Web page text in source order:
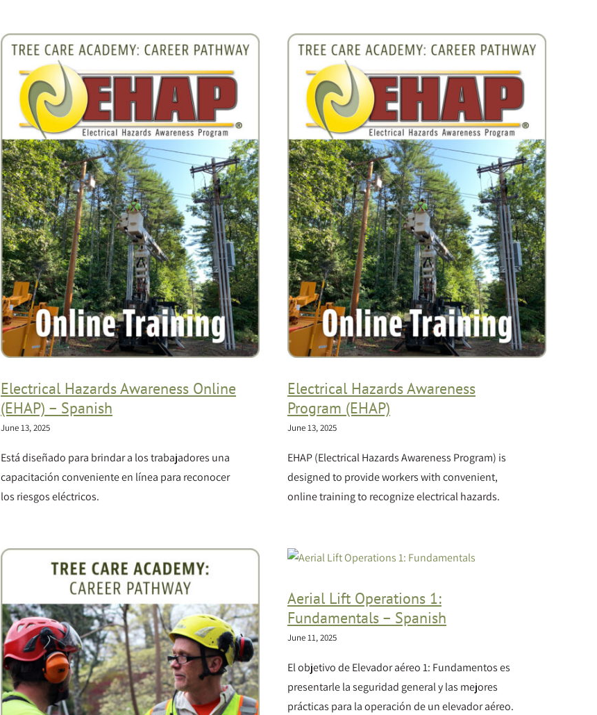
Electrical Hazards Awareness Online
(EHAP) – Spanish
June 13, 2025
Está diseñado para brindar a los trabajadores una
capacitación conveniente en línea para reconocer
los riesgos eléctricos.
Electrical Hazards Awareness
Program (EHAP)
June 13, 2025
EHAP (Electrical Hazards Awareness Program) is
designed to provide workers with convenient,
online training to recognize electrical hazards.
Aerial Lift Operations 1:
Fundamentals – Spanish
June 11, 2025
El objetivo de Elevador aéreo 1: Fundamentos es
presentarle la seguridad general y las mejores
prácticas para la operación de un elevador aéreo.